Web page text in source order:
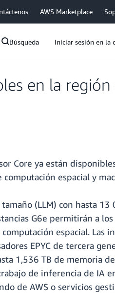
AWS Marketplace
Búsqueda Iniciar sesión en la
en la región
Core ya están
computación espacial y
(LLM) con hasta
G6e permitirán a
espacial. Las
EPYC de tercera
1,536 TB de memoria
de inferencia de IA
de AWS o servicios